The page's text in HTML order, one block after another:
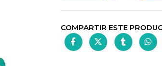
COMPARTIR ESTE